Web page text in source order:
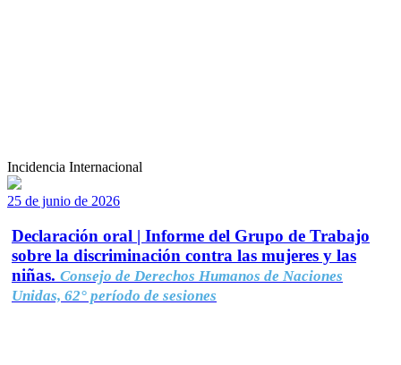
Incidencia Internacional
25 de junio de 2026
Declaración oral | Informe del Grupo de Trabajo
sobre la discriminación contra las mujeres y las
niñas. Consejo de Derechos Humanos de Naciones
Unidas, 62° período de sesiones